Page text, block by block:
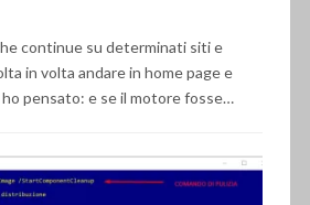
continue su determinati siti e
in volta andare in home page e
ho pensato: e se il motore fosse…